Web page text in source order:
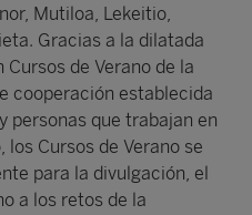
Mutiloa, Lekeitio,
Gracias a la dilatada
de Verano de la
cooperación establecida
personas que trabajan en
Cursos de Verano se
para la divulgación, el
a los retos de la